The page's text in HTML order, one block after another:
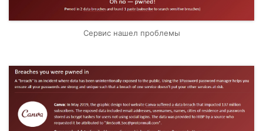
Сервис нашел проблемы